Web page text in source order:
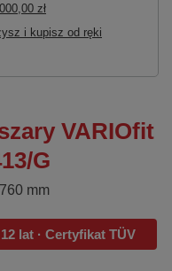
zł
i kupisz od ręki
VARIOfit
G
mm
lat · Certyfikat TÜV